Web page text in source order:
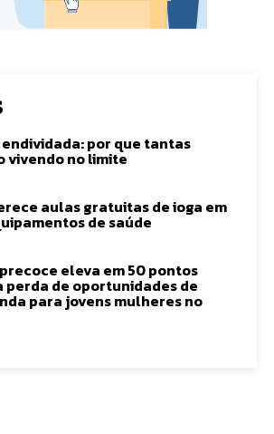
endividada: por que tantas
vivendo no limite
aulas gratuitas de ioga em
de saúde
eleva em 50 pontos
perda de oportunidades de
para jovens mulheres no